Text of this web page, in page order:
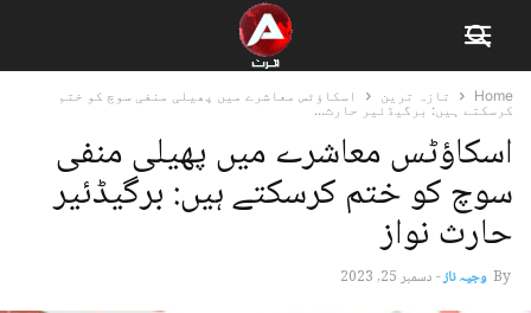
Home تازہ ترین
اسکاؤٹس معاشرے میں پھیلی منفی سوچ کو ختم
کرسکتے ہیں: برگیڈئیر حارث...
اسکاؤٹس معاشرے میں پھیلی منفی
سوچ کو ختم کرسکتے ہیں: برگیڈئیر
حارث نواز
By وجیہ ناز-دسمبر 25, 2023